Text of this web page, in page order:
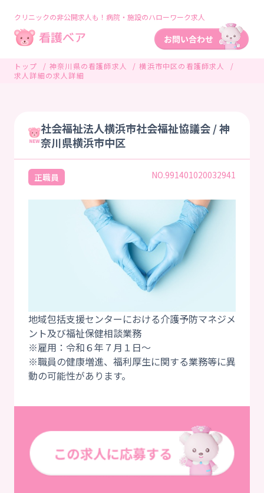
クリニックの非公開求人も！病院・施設のハローワーク求人
トップ 神奈川県の看護師求人
横浜市中区の看護師求人
求人詳細の求人詳細
社会福祉法人横浜市社会福祉協議会 / 神
奈川県横浜市中区
正職員 NO.991401020032941
地域包括支援センターにおける介護予防マネジメ
ント及び福祉保健相談業務
※雇用：令和６年７月１日～
※職員の健康増進、福利厚生に関する業務等に異